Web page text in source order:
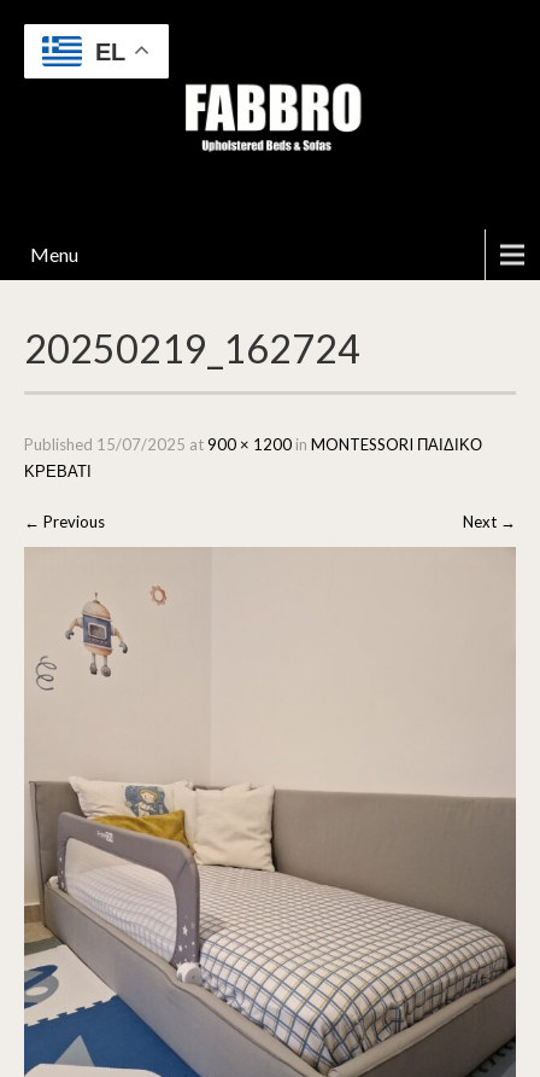
Menu
20250219_162724
Published 15/07/2025 at900 × 1200 in MONTESSORI ΠΑΙΔΙΚΟ
ΚΡΕΒΑΤΙ
← Previous Next →
EL